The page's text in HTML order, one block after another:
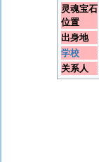
灵魂宝石
位置
出身地
学校
关系人